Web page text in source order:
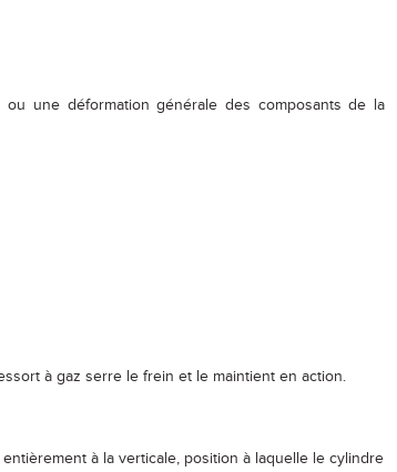
une déformation générale des composants de la
à gaz serre le frein et le maintient en action.
à la verticale, position à laquelle le cylindre